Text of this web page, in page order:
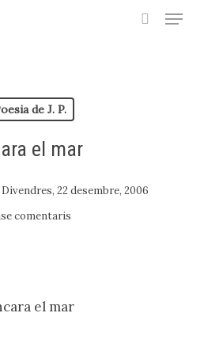
Menu
de J. P.
el mar
Divendres, 22 desembre, 2006
comentaris
el mar